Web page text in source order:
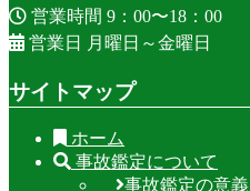
営業時間 9：00〜18：00
営業日 月曜日～金曜日
サイトマップ
ホーム
事故鑑定について
事故鑑定の意義